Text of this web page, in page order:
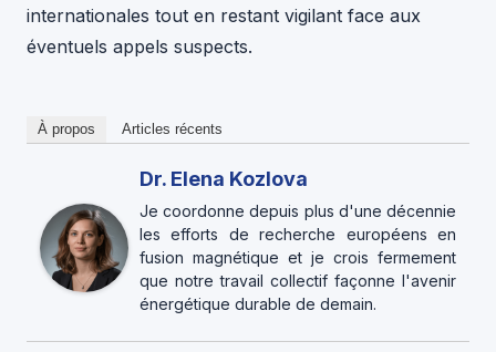
internationales tout en restant vigilant face aux
éventuels appels suspects.
À propos Articles récents
Dr. Elena Kozlova
Je coordonne depuis plus d'une décennie
les efforts de recherche européens en
fusion magnétique et je crois fermement
que notre travail collectif façonne l'avenir
énergétique durable de demain.